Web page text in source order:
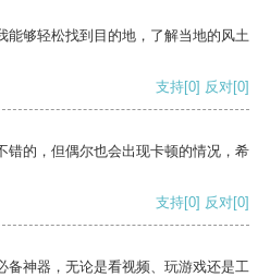
能够轻松找到目的地，了解当地的风土
支持[0] 反对[0]
错的，但偶尔也会出现卡顿的情况，希
支持[0] 反对[0]
备神器，无论是看视频、玩游戏还是工